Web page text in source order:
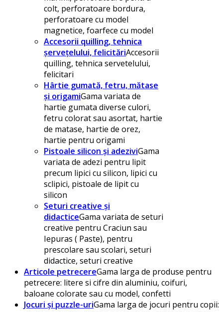
colt, perforatoare bordura,
perforatoare cu model
magnetice, foarfece cu model
Accesorii quilling, tehnica
șervețelului, felicităriAccesorii
quilling, tehnica servetelului,
felicitari
Hârtie gumată, fetru, mătase
și origamiGama variata de
hartie gumata diverse culori,
fetru colorat sau asortat, hartie
de matase, hartie de orez,
hartie pentru origami
Pistoale silicon și adeziviGama
variata de adezi pentru lipit
precum lipici cu silicon, lipici cu
sclipici, pistoale de lipit cu
silicon
Seturi creative și
didacticeGama variata de seturi
creative pentru Craciun sau
Iepuras ( Paste), pentru
prescolare sau scolari, seturi
didactice, seturi creative
Articole petrecereGama larga de produse pentru
petrecere: litere si cifre din aluminiu, coifuri,
baloane colorate sau cu model, confetti
Jocuri și puzzle-uriGama larga de jocuri pentru copii: